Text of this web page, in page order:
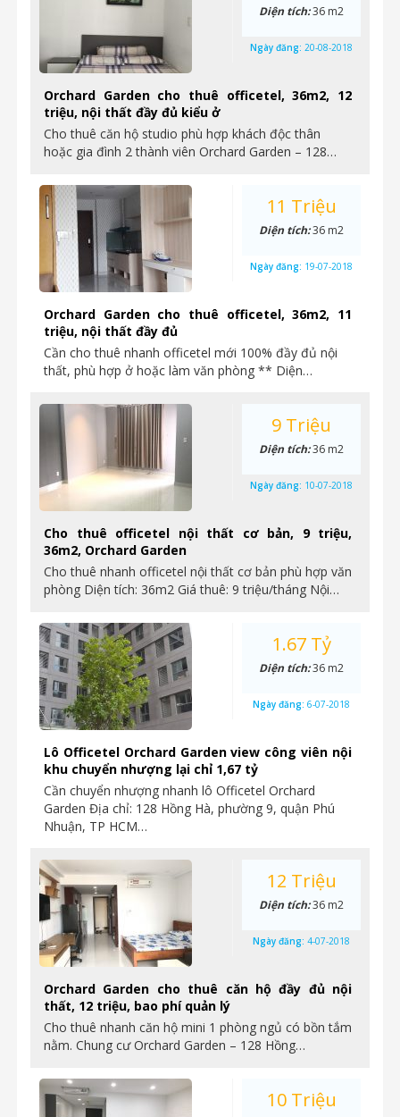
Orchard Garden cho thuê officetel, 36m2, 12
triệu, nội thất đầy đủ kiểu ở
Cho thuê căn hộ studio phù hợp khách độc thân
hoặc gia đình 2 thành viên Orchard Garden – 128…
Diện tích:36 m2
Ngày đăng: 20-08-2018
Orchard Garden cho thuê officetel, 36m2, 11
triệu, nội thất đầy đủ
Cần cho thuê nhanh officetel mới 100% đầy đủ nội
thất, phù hợp ở hoặc làm văn phòng ** Diện…
11 Triệu
Diện tích:36 m2
Ngày đăng: 19-07-2018
Cho thuê officetel nội thất cơ bản, 9 triệu,
36m2, Orchard Garden
Cho thuê nhanh officetel nội thất cơ bản phù hợp văn
phòng Diện tích: 36m2 Giá thuê: 9 triệu/tháng Nội…
9 Triệu
Diện tích:36 m2
Ngày đăng: 10-07-2018
Lô Officetel Orchard Garden view công viên nội
khu chuyển nhượng lại chỉ 1,67 tỷ
Cần chuyển nhượng nhanh lô Officetel Orchard
Garden Địa chỉ: 128 Hồng Hà, phường 9, quận Phú
Nhuận, TP HCM…
1.67 Tỷ
Diện tích:36 m2
Ngày đăng: 6-07-2018
Orchard Garden cho thuê căn hộ đầy đủ nội
thất, 12 triệu, bao phí quản lý
Cho thuê nhanh căn hộ mini 1 phòng ngủ có bồn tắm
nằm. Chung cư Orchard Garden – 128 Hồng…
12 Triệu
Diện tích:36 m2
Ngày đăng: 4-07-2018
10 Triệu